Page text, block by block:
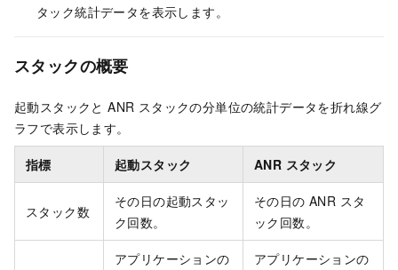
タック統計データを表示します。
スタックの概要
起動スタックと ANR スタックの分単位の統計データを折れ線グ
ラフで表示します。
指標 起動スタック ANR スタック
スタック数
その日の起動スタッ
ク回数。
その日の ANR スタ
ック回数。
アプリケーションの
アプリケーションの